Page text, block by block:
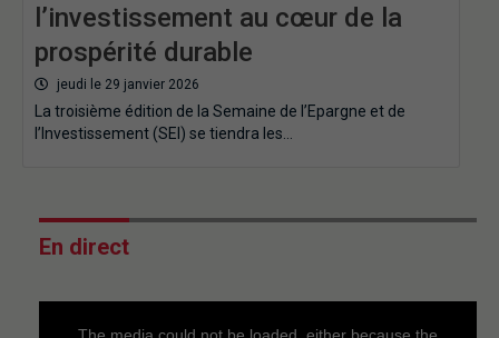
l’investissement au cœur de la
prospérité durable
jeudi le 29 janvier 2026
La troisième édition de la Semaine de l’Epargne et de
l’Investissement (SEI) se tiendra les…
En direct
The media could not be loaded, either because the